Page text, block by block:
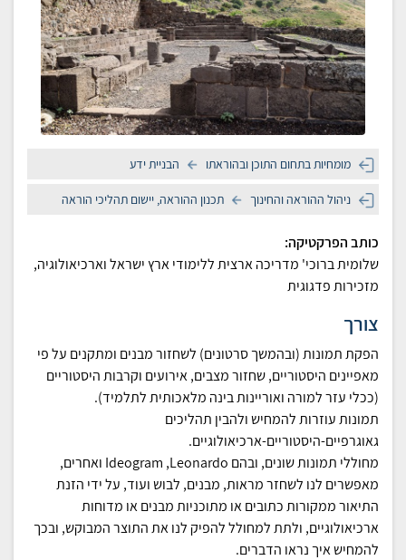
מומחיות בתחום התוכן ובהוראתו הבניית ידע
ניהול ההוראה והחינוך תכנון ההוראה, יישום תהליכי הוראה
כותב הפרקטיקה:
שלומית ברוכי' מדריכה ארצית ללימודי ארץ ישראל וארכיאולוגיה,
מזכירות פדגוגית
צורך
הפקת תמונות (ובהמשך סרטונים) לשחזור מבנים ומתקנים על פי
מאפיינים היסטוריים, שחזור מצבים, אירועים וקרבות היסטוריים
(ככלי עזר למורה ואוריינות בינה מלאכותית לתלמיד).
תמונות עוזרות להמחיש ולהבין תהליכים
גאוגרפיים-היסטוריים-ארכיאולוגיים.
מחוללי תמונות שונים, ובהם Ideogram ,Leonardo ואחרים,
מאפשרים לנו לשחזר מראות, מבנים, לבוש ועוד, על ידי הזנת
התיאור ממקורות כתובים או מתוכניות מבנים או מדוחות
ארכיאולוגיים, ולתת למחולל להפיק לנו את התוצר המבוקש, ובכך
להמחיש איך נראו הדברים.